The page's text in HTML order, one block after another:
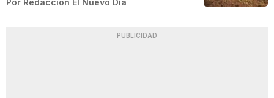
Por Redacción El Nuevo Día
PUBLICIDAD